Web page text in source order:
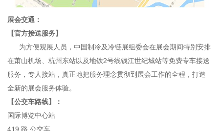
展会交通：
【官方接送服务】
为方便观展人员，中国制冷及冷链展组委会在展会期间特别安排
在萧山机场、杭州东站以及地铁2号线钱江世纪城站等免费专车接送
服务，专人接站，真正地把服务理念贯彻到展会工作的全程，打造
全新的展会服务体验。
【公交车路线】：
国际博览中心站
419 路 公交车